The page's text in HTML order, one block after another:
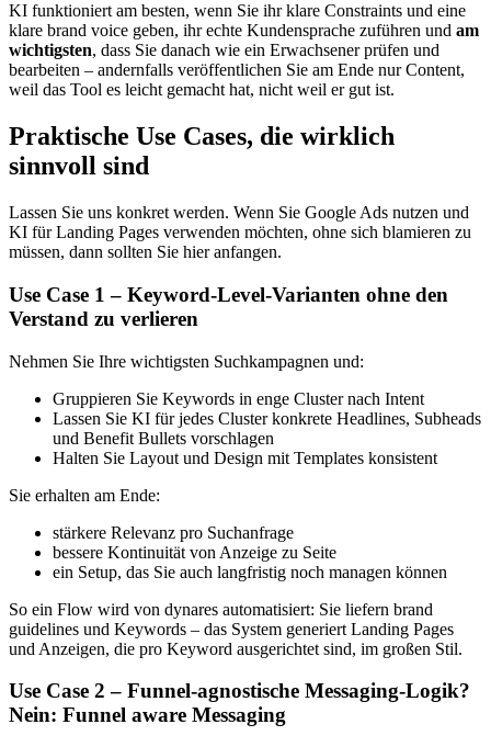
KI funktioniert am besten, wenn Sie ihr klare Constraints und eine
klare brand voice geben, ihr echte Kundensprache zuführen und am
wichtigsten, dass Sie danach wie ein Erwachsener prüfen und
bearbeiten – andernfalls veröffentlichen Sie am Ende nur Content,
weil das Tool es leicht gemacht hat, nicht weil er gut ist.
Praktische Use Cases, die wirklich
sinnvoll sind
Lassen Sie uns konkret werden. Wenn Sie Google Ads nutzen und
KI für Landing Pages verwenden möchten, ohne sich blamieren zu
müssen, dann sollten Sie hier anfangen.
Use Case 1 – Keyword-Level-Varianten ohne den
Verstand zu verlieren
Nehmen Sie Ihre wichtigsten Suchkampagnen und:
Gruppieren Sie Keywords in enge Cluster nach Intent
Lassen Sie KI für jedes Cluster konkrete Headlines, Subheads
und Benefit Bullets vorschlagen
Halten Sie Layout und Design mit Templates konsistent
Sie erhalten am Ende:
stärkere Relevanz pro Suchanfrage
bessere Kontinuität von Anzeige zu Seite
ein Setup, das Sie auch langfristig noch managen können
So ein Flow wird von dynares automatisiert: Sie liefern brand
guidelines und Keywords – das System generiert Landing Pages
und Anzeigen, die pro Keyword ausgerichtet sind, im großen Stil.
Use Case 2 – Funnel-agnostische Messaging-Logik?
Nein: Funnel aware Messaging